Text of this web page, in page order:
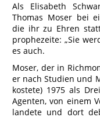
Als Elisabeth
Thomas Moser bei
die ihr zu Ehren
prophezeite: „Sie
es auch.
Moser, der in
er nach Studien und
kostete) 1975 als
Agenten, von einem
landete und dort